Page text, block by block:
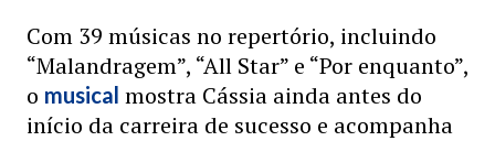
Com 39 músicas no repertório, incluindo
“Malandragem”, “All Star” e “Por enquanto”,
o musical mostra Cássia ainda antes do
início da carreira de sucesso e acompanha